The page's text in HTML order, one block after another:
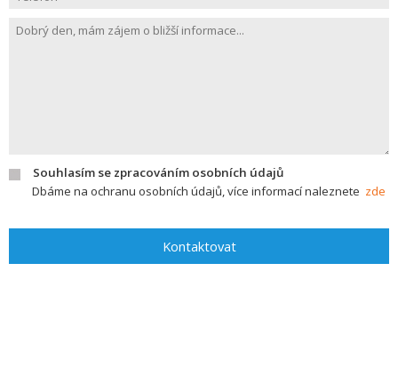
Souhlasím se zpracováním osobních údajů
Dbáme na ochranu osobních údajů, více informací naleznete zde
Kontaktovat